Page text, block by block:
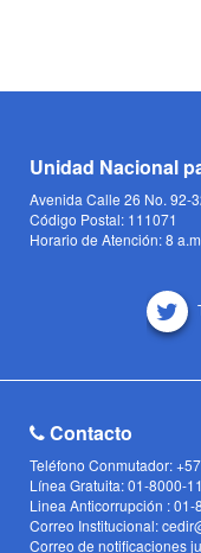
Unidad Nacional
Avenida Calle 26 No. 92-
Código Postal: 111071
Horario de Atención: 8
Contacto
Teléfono Conmutador:
Línea Gratuita: 01-8000-
Linea Anticorrupción : 01-
Correo Institucional:
Correo de notificaciones